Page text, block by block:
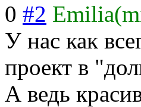
0 #2
У нас как
проект в
А ведь